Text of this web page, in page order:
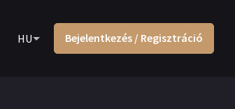
HU Bejelentkezés / Regisztráció